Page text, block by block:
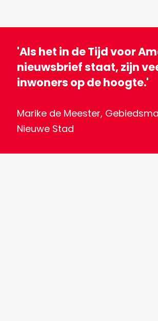
'Als het in de Tijd voor
nieuwsbrief staat, zijn
inwoners op de hoogte.'
Marike de Meester,
Nieuwe Stad